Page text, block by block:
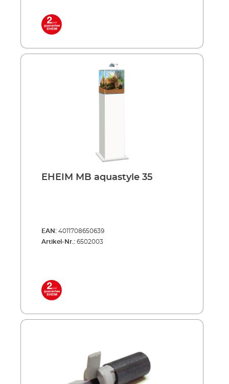
EHEIM MB aquastyle 35
EAN: 4011708650639
Artikel-Nr.: 6502003